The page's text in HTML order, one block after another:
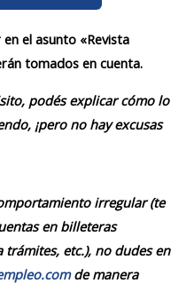
el asunto «Revista
tomados en cuenta.
podés explicar cómo lo
¡pero no hay excusas
irregular (te
en billeteras
etc.), no dudes en
de manera